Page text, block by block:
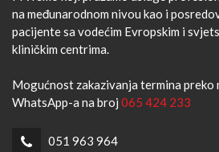
na međunarodnom nivou kao i
pacijente sa vodećim Evropskim i
kliničkim centrima.
Mogućnost zakazivanja termina preko
WhatsApp-a na broj 065 424 233
051 963 964